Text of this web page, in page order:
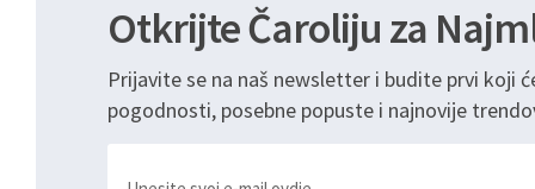
Otkrijte Čaroliju za
Prijavite se na naš newsletter i budite prvi koji
pogodnosti, posebne popuste i najnovije